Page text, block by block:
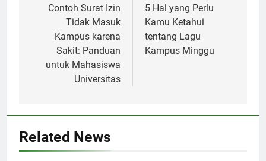
navigation
Contoh Surat Izin
Tidak Masuk
Kampus karena
Sakit: Panduan
untuk Mahasiswa
Universitas
5 Hal yang Perlu
Kamu Ketahui
tentang Lagu
Kampus Minggu
Related News